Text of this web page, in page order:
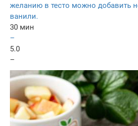
желанию в тесто можно добавить
ванили.
30 мин
–
5.0
–